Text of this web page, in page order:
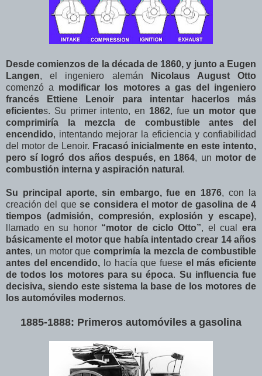
Desde comienzos de la década de 1860, y junto a Eugen
Langen, el ingeniero alemán
Nicolaus August Otto
comenzó a modificar los motores a gas del ingeniero
francés Ettiene Lenoir para intentar hacerlos más
eficientes. Su primer intento, en 1862, fue un motor que
comprimiría la mezcla de combustible antes del
encendido, intentando mejorar la eficiencia y confiabilidad
del motor de Lenoir. Fracasó inicialmente en este intento,
pero sí logró dos años después, en 1864, un motor de
combustión interna y aspiración natural .
Su principal aporte, sin embargo, fue en 1876, con la
creación del quese considera el motor de gasolina de 4
tiempos (admisión, compresión, explosión y escape),
llamado en su honor “motor de ciclo Otto”, el cualera
básicamente el motor que había intentado crear 14 años
antes, un motor que comprimía la mezcla de combustible
antes del encendido, lo hacía que fuese el más eficiente
de todos los motores para su época. Su influencia fue
decisiva, siendo este sistema la base de los motores de
los automóviles modernos.
1885-1888: Primeros automóviles a gasolina